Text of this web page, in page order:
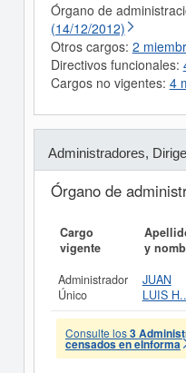
Órgano de
(14/12/2012)
Otros cargos: 2
Directivos funcionales:
Cargos no vigentes: 4
Administradores,
Órgano de
Cargo
vigente
y
Administrador
Único
JUAN
LUIS
Consulte los3
censados en eInforma